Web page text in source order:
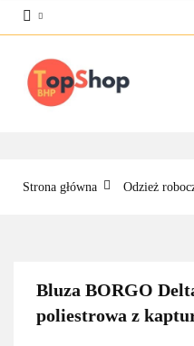
Strona główna Odzież
Bluza BORGO
poliestrowa z